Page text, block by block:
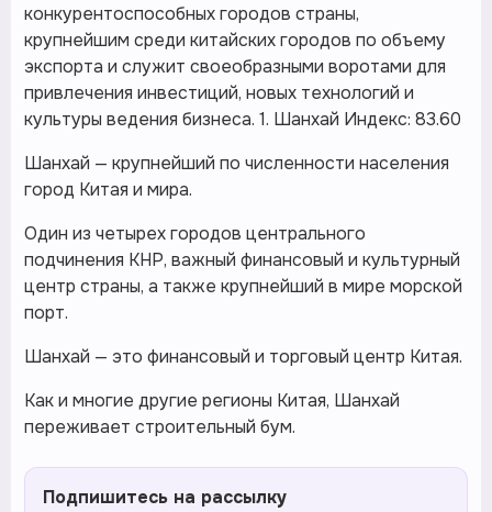
конкурентоспособных городов страны,
крупнейшим среди китайских городов по объему
экспорта и служит своеобразными воротами для
привлечения инвестиций, новых технологий и
культуры ведения бизнеса. 1. Шанхай Индекс: 83.60
Шанхай — крупнейший по численности населения
город Китая и мира.
Один из четырех городов центрального
подчинения КНР, важный финансовый и культурный
центр страны, а также крупнейший в мире морской
порт.
Шанхай — это финансовый и торговый центр Китая.
Как и многие другие регионы Китая, Шанхай
переживает строительный бум.
Подпишитесь на рассылку